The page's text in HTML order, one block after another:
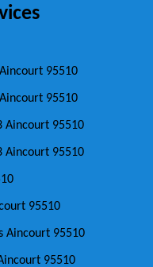
95510
95510
Aincourt 95510
Aincourt 95510
95510
Aincourt 95510
95510